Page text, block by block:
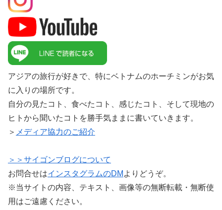
アジアの旅行が好きで、特にベトナムのホーチミンがお気
に入りの場所です。
自分の見たコト、食べたコト、感じたコト、そして現地の
ヒトから聞いたコトを勝手気ままに書いていきます。
＞ メディア協力のご紹介
＞＞サイゴンブログについて
お問合せはインスタグラムのDM よりどうぞ。
※当サイトの内容、テキスト、画像等の無断転載・無断使
用はご遠慮ください。